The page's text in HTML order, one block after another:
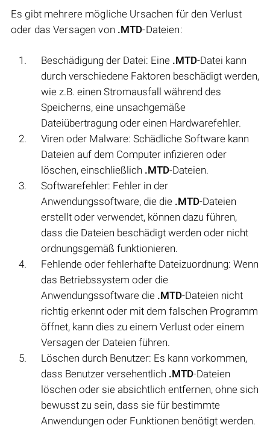
Es gibt mehrere mögliche Ursachen für den Verlust
oder das Versagen von .MTD-Dateien:
Beschädigung der Datei: Eine .MTD-Datei kann
durch verschiedene Faktoren beschädigt werden,
wie z.B. einen Stromausfall während des
Speicherns, eine unsachgemäße
Dateiübertragung oder einen Hardwarefehler.
Viren oder Malware: Schädliche Software kann
Dateien auf dem Computer infizieren oder
löschen, einschließlich .MTD-Dateien.
Softwarefehler: Fehler in der
Anwendungssoftware, die die .MTD-Dateien
erstellt oder verwendet, können dazu führen,
dass die Dateien beschädigt werden oder nicht
ordnungsgemäß funktionieren.
Fehlende oder fehlerhafte Dateizuordnung: Wenn
das Betriebssystem oder die
Anwendungssoftware die .MTD-Dateien nicht
richtig erkennt oder mit dem falschen Programm
öffnet, kann dies zu einem Verlust oder einem
Versagen der Dateien führen.
Löschen durch Benutzer: Es kann vorkommen,
dass Benutzer versehentlich .MTD-Dateien
löschen oder sie absichtlich entfernen, ohne sich
bewusst zu sein, dass sie für bestimmte
Anwendungen oder Funktionen benötigt werden.